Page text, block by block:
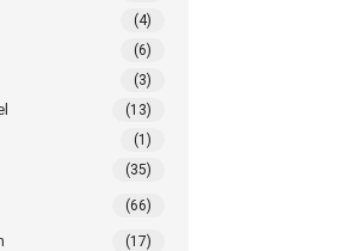
(4)
(6)
(3)
(13)
(1)
(35)
(66)
(17)